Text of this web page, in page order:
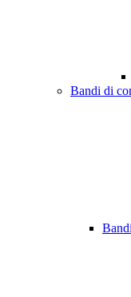
Bandi di